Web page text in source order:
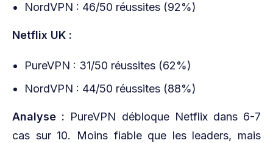
NordVPN : 46/50 réussites (92%)
Netflix UK :
PureVPN : 31/50 réussites (62%)
NordVPN : 44/50 réussites (88%)
Analyse : PureVPN débloque Netflix dans 6-7
cas sur 10. Moins fiable que les leaders, mais